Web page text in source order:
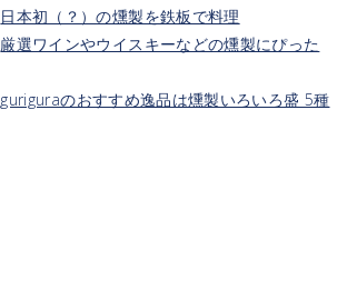
日本初（？）の燻製を鉄板で料理
厳選ワインやウイスキーなどの燻製にぴった
guriguraのおすすめ逸品は燻製いろいろ盛 5種